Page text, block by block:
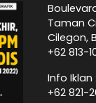
Taman
Cilegon,
+62 813-
Info Iklan :
+62 821-